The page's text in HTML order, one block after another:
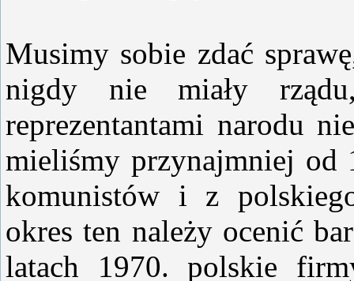
Musimy sobie zdać
nigdy nie miały
reprezentantami narodu
mieliśmy przynajmniej od
komunistów i z
okres ten należy ocenić
latach 1970. polskie